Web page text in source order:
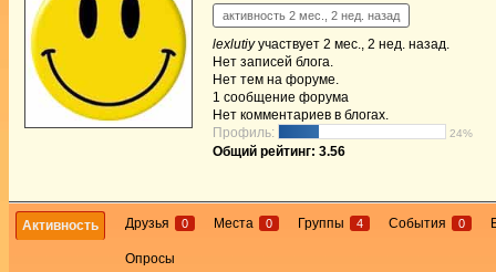
активность 2 мес., 2 нед. назад
lexlutiyучаствует 2 мес., 2 нед. назад.
Нет записей блога.
Нет тем на форуме.
1 сообщение форума
Нет комментариев в блогах.
Профиль:
24%
Общий рейтинг: 3.56
Активность Друзья 0 Места 0 Группы 4 События 0
Опросы